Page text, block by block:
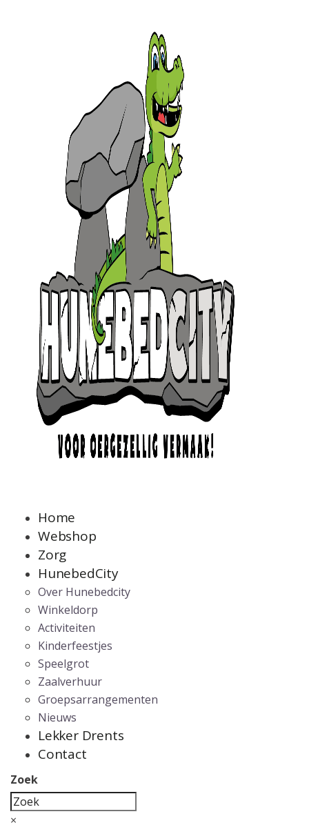
Home
Webshop
Zorg
HunebedCity
Over Hunebedcity
Winkeldorp
Activiteiten
Kinderfeestjes
Speelgrot
Zaalverhuur
Groepsarrangementen
Nieuws
Lekker Drents
Contact
Zoek
×